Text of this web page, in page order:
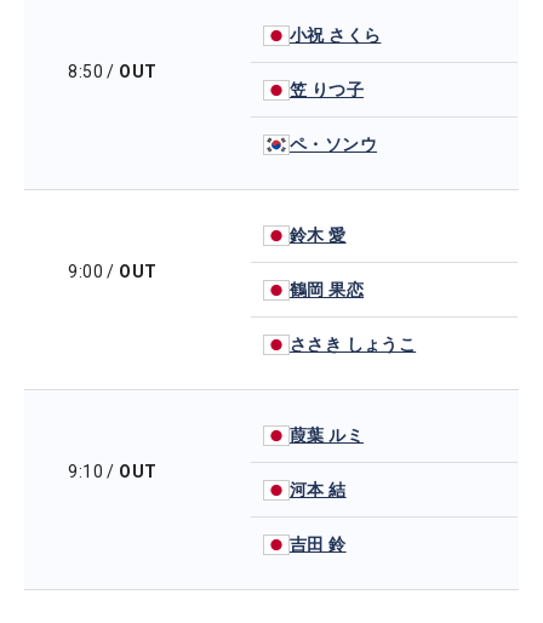
8:50 / OUT
小祝 さくら
笠 りつ子
ペ・ソンウ
9:00 / OUT
鈴木 愛
鶴岡 果恋
ささき しょうこ
9:10 / OUT
葭葉 ルミ
河本 結
吉田 鈴